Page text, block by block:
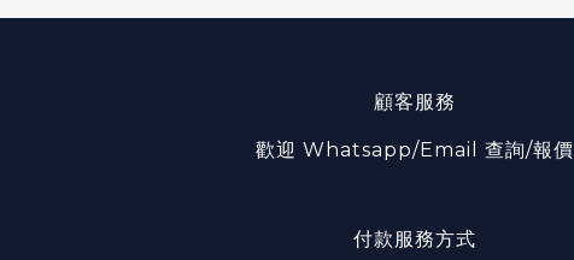
顧客服務
歡迎 Whatsapp/Email 查詢/報價
付款服務方式